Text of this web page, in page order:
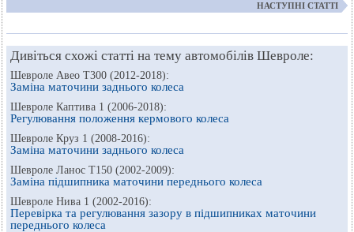
НАСТУПНІ СТАТТІ
Дивіться схожі статті на тему автомобілів Шевроле:
Шевроле Авео Т300 (2012-2018):
Заміна маточини заднього колеса
Шевроле Каптива 1 (2006-2018):
Регулювання положення кермового колеса
Шевроле Круз 1 (2008-2016):
Заміна маточини заднього колеса
Шевроле Ланос Т150 (2002-2009):
Заміна підшипника маточини переднього колеса
Шевроле Нива 1 (2002-2016):
Перевірка та регулювання зазору в підшипниках маточини
переднього колеса